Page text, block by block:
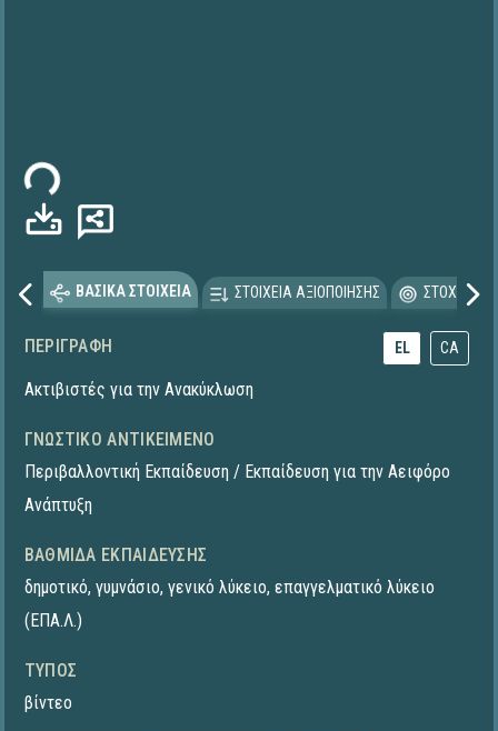
ΒΑΣΙΚΑ ΣΤΟΙΧΕΙΑ ΣΤΟΙΧΕΙΑ ΑΞΙΟΠΟΙΗΣΗΣ
ΠΕΡΙΓΡΑΦΉ EL CA
Ακτιβιστές για την Ανακύκλωση
ΓΝΩΣΤΙΚΌ ΑΝΤΙΚΕΊΜΕΝΟ
Περιβαλλοντική Εκπαίδευση / Εκπαίδευση για την Αειφόρο
Ανάπτυξη
ΒΑΘΜΊΔΑ ΕΚΠΑΊΔΕΥΣΗΣ
δημοτικό, γυμνάσιο, γενικό λύκειο, επαγγελματικό λύκειο
(ΕΠΑ.Λ.)
ΤΎΠΟΣ
βίντεο